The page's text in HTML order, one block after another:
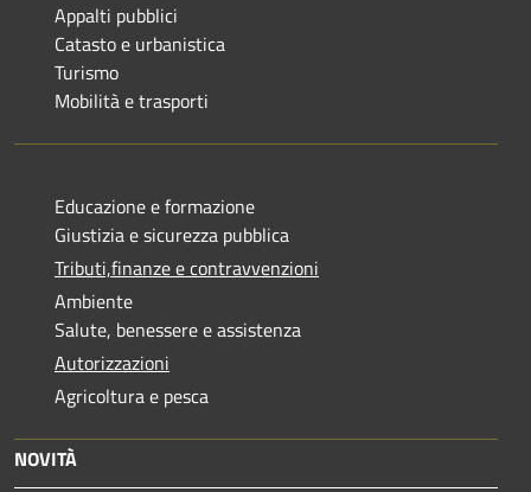
Appalti pubblici
Catasto e urbanistica
Turismo
Mobilità e trasporti
Educazione e formazione
Giustizia e sicurezza pubblica
Tributi,finanze e contravvenzioni
Ambiente
Salute, benessere e assistenza
Autorizzazioni
Agricoltura e pesca
NOVITÀ